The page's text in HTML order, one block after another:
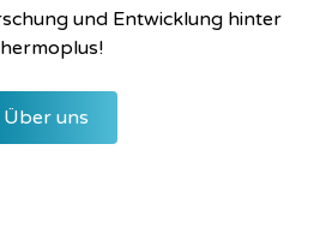
und Entwicklung hinter
Über uns